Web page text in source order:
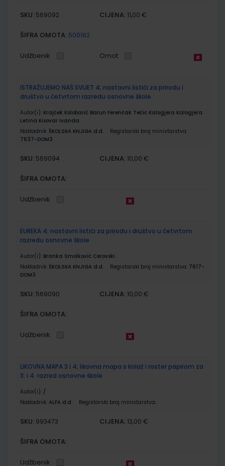
SKU: 569092 CIJENA: 11,00 €
ŠIFRA OMOTA: 500162
Udžbenik Omot
ISTRAŽUJEMO NAŠ SVIJET 4; nastavni listići za prirodu i
društvo u četvrtom razredu osnovne škole
Autor(i): Krajček Kolobarić Barun Ferenčak Tečić Kalogjera Kalogjera
Letina Kisovar Ivanda
Nakladnik: ŠKOLSKA KNJIGA d.d.
Registarski broj ministarstva:
7637-DOM3
SKU: 569094 CIJENA: 10,00 €
ŠIFRA OMOTA:
Udžbenik
EUREKA 4; nastavni listići za prirodu i društvo u četvrtom
razredu osnovne škole
Autor(i): Branka Smolković Cerovski
Nakladnik: ŠKOLSKA KNJIGA d.d. Registarski broj ministarstva: 7617-
DOM3
SKU: 569090 CIJENA: 10,00 €
ŠIFRA OMOTA:
Udžbenik
LIKOVNA MAPA 3 i 4; likovna mapa s kolaž i raster papirom za
3. i 4. razred osnovne škole
Autor(i): /
Nakladnik: ALFA d.d. Registarski broj ministarstva:
SKU: 993473 CIJENA: 13,00 €
ŠIFRA OMOTA:
Udžbenik